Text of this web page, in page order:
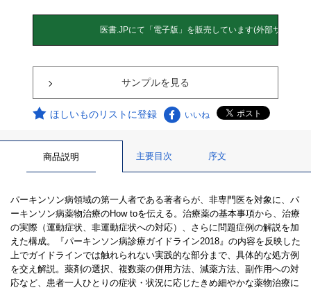
サンプルを見る
ほしいものリストに登録 いいね
商品説明 主要目次 序文
パーキンソン病領域の第一人者である著者らが、非専門医を対象に、パ
ーキンソン病薬物治療のHow toを伝える。治療薬の基本事項から、治療
の実際（運動症状、非運動症状への対応）、さらに問題症例の解説を加
えた構成。『パーキンソン病診療ガイドライン2018』の内容を反映した
上でガイドラインでは触れられない実践的な部分まで、具体的な処方例
を交え解説。薬剤の選択、複数薬の併用方法、減薬方法、副作用への対
応など、患者一人ひとりの症状・状況に応じたきめ細やかな薬物治療に